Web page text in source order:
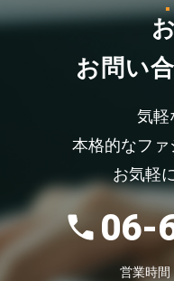
お問い
気軽
本格的なフ
お気軽
06-
営業時間